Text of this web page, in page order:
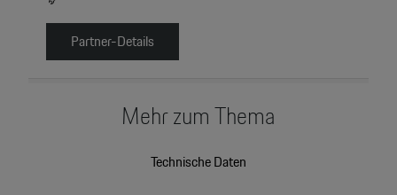
Partner-Details
Mehr zum Thema
Technische Daten